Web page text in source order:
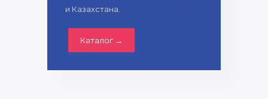
и Казахстана.
Каталог →